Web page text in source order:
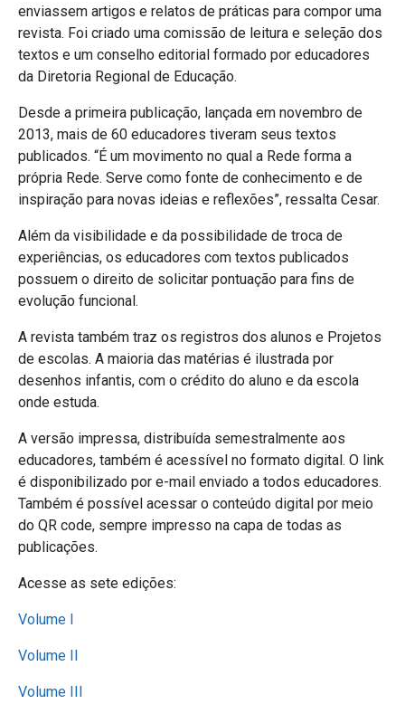
enviassem artigos e relatos de práticas para compor uma
revista. Foi criado uma comissão de leitura e seleção dos
textos e um conselho editorial formado por educadores
da Diretoria Regional de Educação.
Desde a primeira publicação, lançada em novembro de
2013, mais de 60 educadores tiveram seus textos
publicados. “É um movimento no qual a Rede forma a
própria Rede. Serve como fonte de conhecimento e de
inspiração para novas ideias e reflexões”, ressalta Cesar.
Além da visibilidade e da possibilidade de troca de
experiências, os educadores com textos publicados
possuem o direito de solicitar pontuação para fins de
evolução funcional.
A revista também traz os registros dos alunos e Projetos
de escolas. A maioria das matérias é ilustrada por
desenhos infantis, com o crédito do aluno e da escola
onde estuda.
A versão impressa, distribuída semestralmente aos
educadores, também é acessível no formato digital. O link
é disponibilizado por e-mail enviado a todos educadores.
Também é possível acessar o conteúdo digital por meio
do QR code, sempre impresso na capa de todas as
publicações.
Acesse as sete edições:
Volume I
Volume II
Volume III